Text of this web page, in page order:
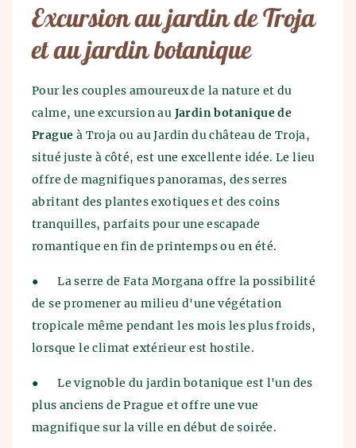
Excursion au jardin de Troja
et au jardin botanique
Pour les couples amoureux de la nature et du
calme, une excursion au Jardin botanique de
Prague à Troja ou au Jardin du château de Troja,
situé juste à côté, est une excellente idée. Le lieu
offre de magnifiques panoramas, des serres
abritant des plantes exotiques et des coins
tranquilles, parfaits pour une escapade
romantique en fin de printemps ou en été.
●
La serre de Fata Morgana offre la possibilité
de se promener au milieu d'une végétation
tropicale même pendant les mois les plus froids,
lorsque le climat extérieur est hostile.
●
Le vignoble du jardin botanique est l'un des
plus anciens de Prague et offre une vue
magnifique sur la ville en début de soirée.